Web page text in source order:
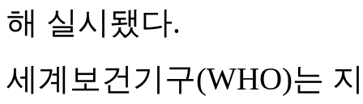
해 실시됐다.
세계보건기구(WHO)는